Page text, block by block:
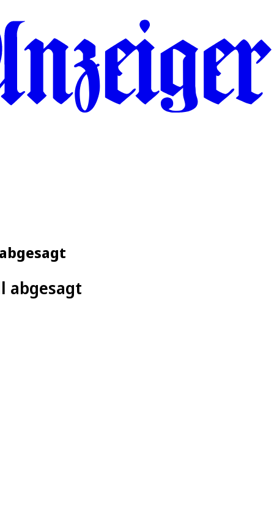
abgesagt